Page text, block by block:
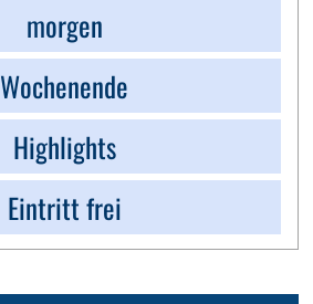
morgen
Wochenende
Highlights
Eintritt frei